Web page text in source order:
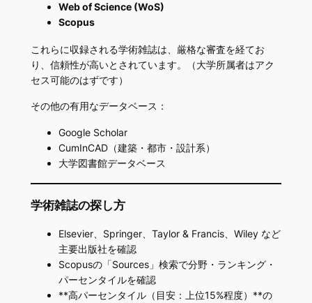
Web of Science (WoS)
Scopus
これらに収録される学術雑誌は、厳格な審査を経てお
り、信頼性が高いとされています。（大学所属者はアク
セス可能のはずです）
その他の有用なデータベース：
Google Scholar
CumInCAD（建築・都市・設計系）
大学図書館データベース
学術雑誌の探し方
Elsevier、Springer、Taylor & Francis、Wiley など
主要出版社を確認
Scopusの「Sources」検索で分野・ランキング・
パーセンタイルを確認
**高パーセンタイル（目安：上位15%程度）**の